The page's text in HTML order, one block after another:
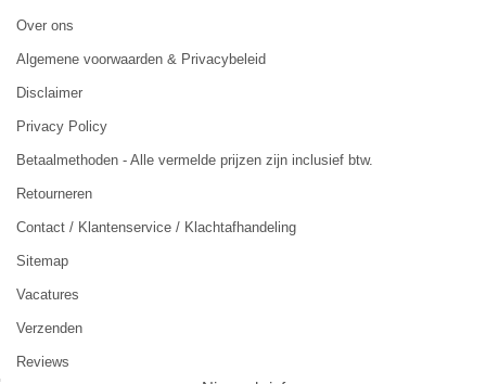
Over ons
Algemene voorwaarden & Privacybeleid
Disclaimer
Privacy Policy
Betaalmethoden - Alle vermelde prijzen zijn inclusief btw.
Retourneren
Contact / Klantenservice / Klachtafhandeling
Sitemap
Vacatures
Verzenden
Reviews